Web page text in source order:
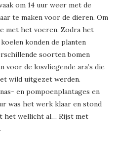
om 14 uur weer met de
te maken voor de dieren. Om
met het voeren. Zodra het
konden de planten
soorten bomen
voor de losvliegende ara’s die
wild uitgezet werden.
en pompoenplantages en
was het werk klaar en stond
het wellicht al… Rijst met